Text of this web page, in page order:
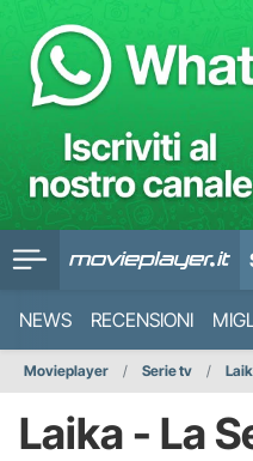
NEWS RECENSIONI
Movieplayer Serie tv
Laika - La